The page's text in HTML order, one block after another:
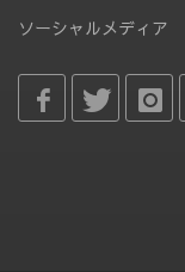
ソーシャルメディア